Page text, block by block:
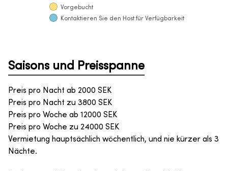
Vorgebucht
Kontaktieren Sie den Host für Verfügbarkeit
Saisons und Preisspanne
Preis pro Nacht ab 2000 SEK
Preis pro Nacht zu 3800 SEK
Preis pro Woche ab 12000 SEK
Preis pro Woche zu 24000 SEK
Vermietung hauptsächlich wöchentlich, und nie kürzer als 3
Nächte.